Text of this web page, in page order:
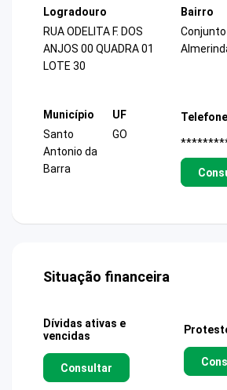
Logradouro
RUA ODELITA F. DOS
ANJOS 00 QUADRA 01
LOTE 30
Bairro
Conjunto
Município
Santo
Antonio da
Barra
UF
GO
Telefone
Situação financeira
Dívidas ativas e
vencidas
Consultar